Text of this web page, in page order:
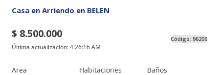
Casa en Arriendo en BELEN
$ 8.500.000
Última actualización:4:26:16 AM
Código: 96206
Area Habitaciones Baños